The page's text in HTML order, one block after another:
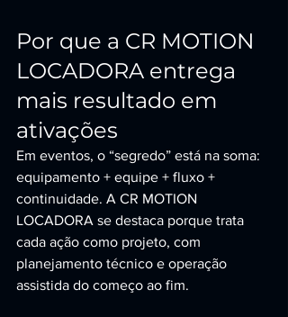
Por que a CR MOTION
LOCADORA entrega
mais resultado em
ativações
Em eventos, o “segredo” está na soma:
equipamento + equipe + fluxo +
continuidade. A CR MOTION
LOCADORA se destaca porque trata
cada ação como projeto, com
planejamento técnico e operação
assistida do começo ao fim.